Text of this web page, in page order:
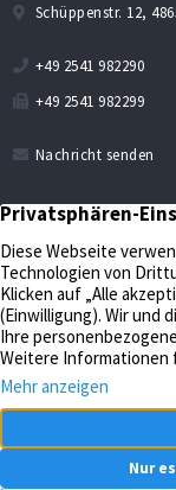
Schüppenstr. 12,
+49 2541 982290
+49 2541 982299
Nachricht senden
Verkaufen
Bewerten
Impressum
Datenschutz